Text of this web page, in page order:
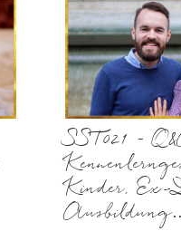
SST021 –
Kinder, Ex-